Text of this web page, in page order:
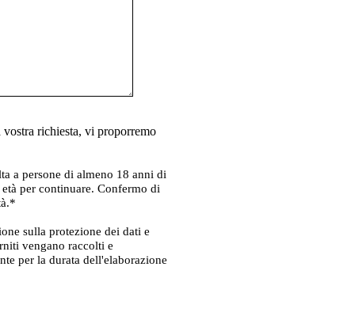
richiesta, vi proporremo
a persone di almeno 18 anni di
per continuare. Confermo di
sulla protezione dei dati e
vengano raccolti e
per la durata dell'elaborazione